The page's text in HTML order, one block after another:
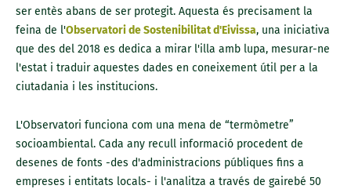
ser entès abans de ser protegit. Aquesta és precisament la
feina de l'Observatori de Sostenibilitat d'Eivissa, una iniciativa
que des del 2018 es dedica a mirar l'illa amb lupa, mesurar-ne
l'estat i traduir aquestes dades en coneixement útil per a la
ciutadania i les institucions.
L'Observatori funciona com una mena de “termòmetre”
socioambiental. Cada any recull informació procedent de
desenes de fonts -des d'administracions públiques fins a
empreses i entitats locals- i l'analitza a través de gairebé 50